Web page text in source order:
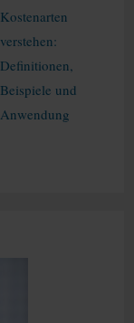
Kostenarten
verstehen:
Definitionen,
Beispiele und
Anwendung